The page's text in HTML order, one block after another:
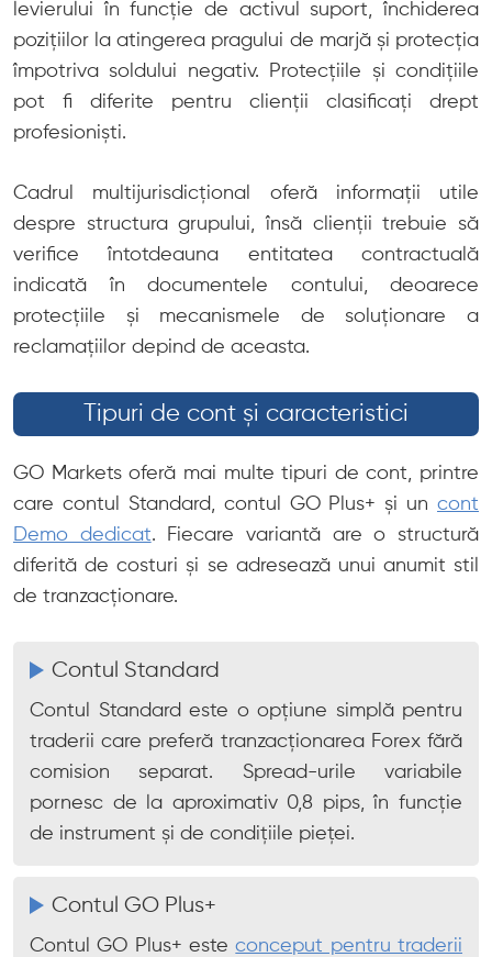
levierului în funcție de activul suport, închiderea
pozițiilor la atingerea pragului de marjă și protecția
împotriva soldului negativ. Protecțiile și condițiile
pot fi diferite pentru clienții clasificați drept
profesioniști.
Cadrul multijurisdicțional oferă informații utile
despre structura grupului, însă clienții trebuie să
verifice întotdeauna entitatea contractuală
indicată în documentele contului, deoarece
protecțiile și mecanismele de soluționare a
reclamațiilor depind de aceasta.
Tipuri de cont și caracteristici
GO Markets oferă mai multe tipuri de cont, printre
care contul Standard, contul GO Plus+ și un cont
Demo dedicat. Fiecare variantă are o structură
diferită de costuri și se adresează unui anumit stil
de tranzacționare.
Contul Standard
Contul Standard este o opțiune simplă pentru
traderii care preferă tranzacționarea Forex fără
comision separat. Spread-urile variabile
pornesc de la aproximativ 0,8 pips, în funcție
de instrument și de condițiile pieței.
Contul GO Plus+
Contul GO Plus+ esteconceput pentru traderii